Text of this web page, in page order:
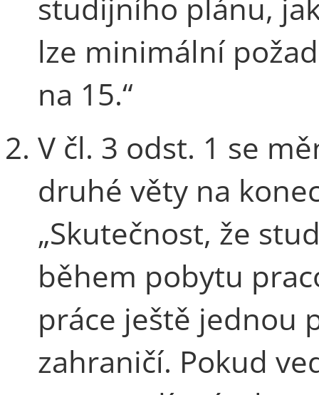
lze minimální
na 15.“
V čl. 3 odst. 1 se
druhé věty na
„Skutečnost, že
během pobytu
práce ještě jednou
zahraničí. Pokud